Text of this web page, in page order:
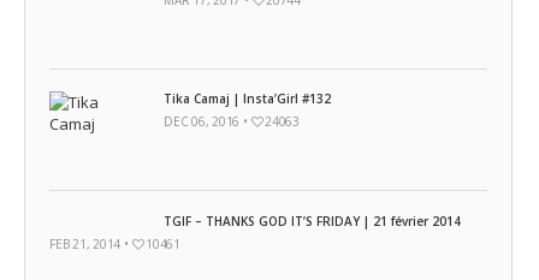
Tika Camaj | Insta’Girl #132
DEC 06, 2016 •
24063
TGIF – THANKS GOD IT’S FRIDAY | 21 février 2014
FEB 21, 2014 •
10461